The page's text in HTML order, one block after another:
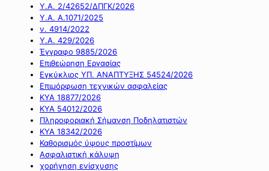
Υ.Α. 2/42652/ΔΠΓΚ/2026
Υ.Α. Α.1071/2025
ν. 4914/2022
Υ.Α. 429/2026
Έγγραφο 9885/2026
Επιθεώρηση Εργασίας
Εγκύκλιος ΥΠ. ΑΝΑΠΤΥΞΗΣ 54524/2026
Επιμόρφωση τεχνικών ασφαλείας
ΚΥΑ 18877/2026
ΚΥΑ 54012/2026
Πληροφοριακή Σήμανση Ποδηλατιστών
ΚΥΑ 18342/2026
Καθορισμός ύψους προστίμων
Ασφαλιστική κάλυψη
χορήγηση ενίσχυσης